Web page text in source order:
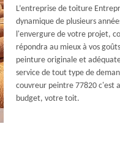
L’entreprise de toiture
dynamique de plusieurs
l'envergure de votre projet,
répondra au mieux à vos
peinture originale et
service de tout type de
couvreur peintre 77820 c'est
budget, votre toit.